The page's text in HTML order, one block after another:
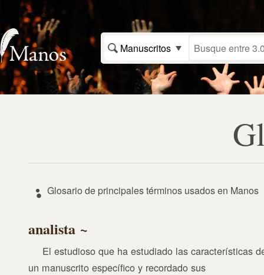
Manuscritos
Glosario de principales términos usados en Manos
analista
El estudioso que ha estudiado las características
un manuscrito específico y recordado sus